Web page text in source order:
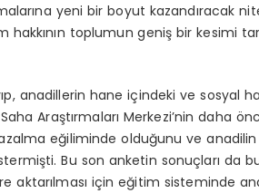
yeni bir boyut kazandıracak
toplumun geniş bir kesimi
anadillerin hane içindeki ve sosyal
Araştırmaları Merkezi’nin daha
azalma eğiliminde olduğunu ve
Bu son anketin sonuçları da
aktarılması için eğitim sisteminde